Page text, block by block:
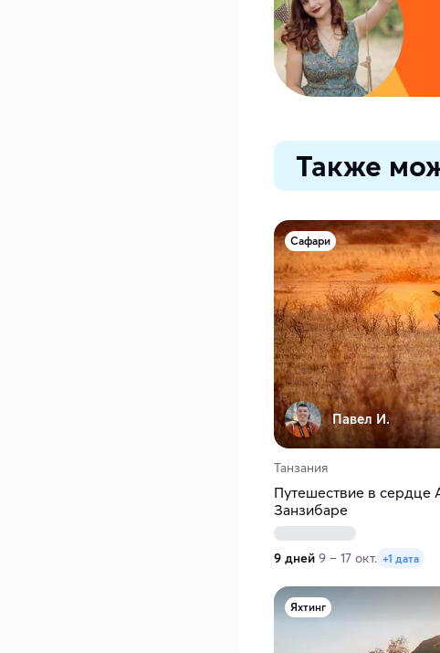
Также
Сафари
Павел И.
Танзания
Путешествие в сердце
Занзибаре
9 дней 9 – 17 окт. +1 дата
Яхтинг